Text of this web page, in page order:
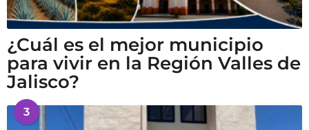
¿Cuál es el mejor municipio
para vivir en la Región Valles de
Jalisco?
3